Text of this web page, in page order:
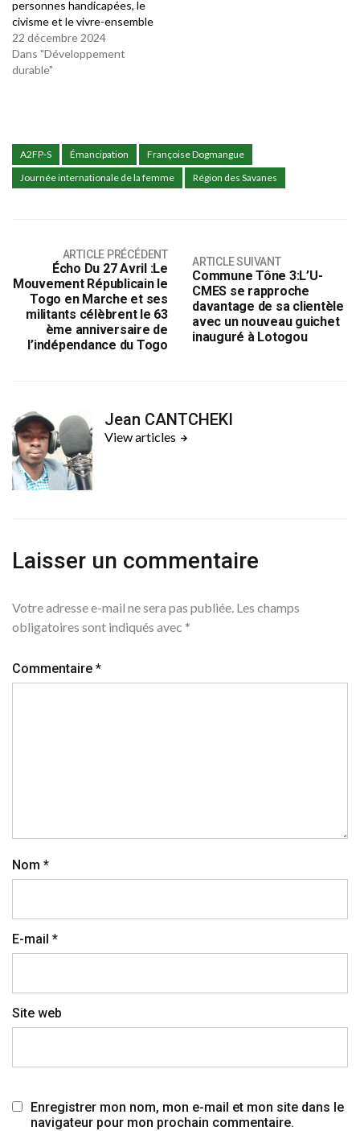
personnes handicapées, le
civisme et le vivre-ensemble
22 décembre 2024
Dans "Développement
durable"
A2FP-S Émancipation
Françoise Dogmangue
Journée internationale de la femme
Région des Savanes
ARTICLE PRÉCÉDENT
Écho Du 27 Avril :Le
Mouvement Républicain le
Togo en Marche et ses
militants célèbrent le 63
ème anniversaire de
l’indépendance du Togo
ARTICLE SUIVANT
Commune Tône 3:L’U-
CMES se rapproche
davantage de sa clientèle
avec un nouveau guichet
inauguré à Lotogou
Jean CANTCHEKI
View articles
Laisser un commentaire
Votre adresse e-mail ne sera pas publiée. Les champs
obligatoires sont indiqués avec *
Commentaire *
Nom *
E-mail *
Site web
Enregistrer mon nom, mon e-mail et mon site dans le
navigateur pour mon prochain commentaire.